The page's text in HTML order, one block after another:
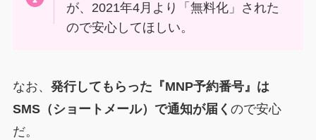
が、2021年4月より「無料化」された
ので安心してほしい。
なお、 発行してもらった『MNP予約番号』は
SMS（ショートメール）で通知が届く ので安心
だ。